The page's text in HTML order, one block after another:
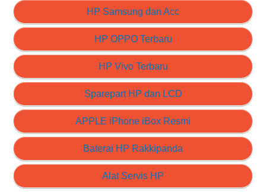
HP Samsung dan Acc
HP OPPO Terbaru
HP Vivo Terbaru
Sparepart HP dan LCD
APPLE iPhone iBox Resmi
Baterai HP Rakkipanda
Alat Servis HP